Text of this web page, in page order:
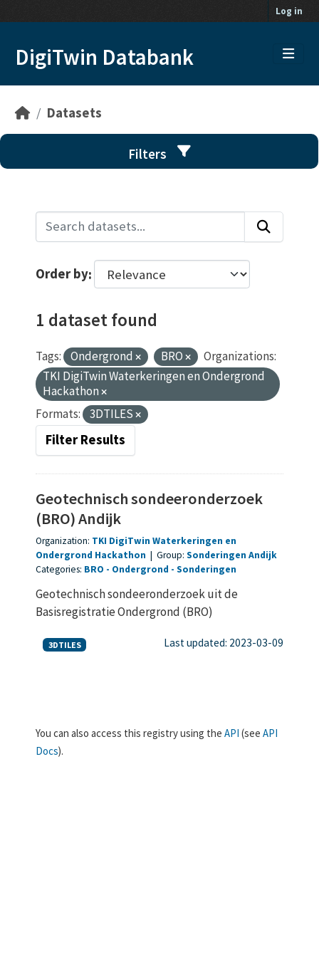
Log in
DigiTwin Databank
Datasets
Filters
Order by
1 dataset found
Tags: Ondergrond BRO
Organizations:
TKI DigiTwin Waterkeringen en Ondergrond
Hackathon
Formats:
3DTILES
Filter Results
Geotechnisch sondeeronderzoek
(BRO) Andijk
Organization: TKI DigiTwin Waterkeringen en
Ondergrond Hackathon | Group: Sonderingen Andijk
Categories: BRO Ondergrond Sonderingen
Geotechnisch sondeeronderzoek uit de
Basisregistratie Ondergrond (BRO)
3DTILES Last updated: 2023-03-09
You can also access this registry using the API (see API
Docs).